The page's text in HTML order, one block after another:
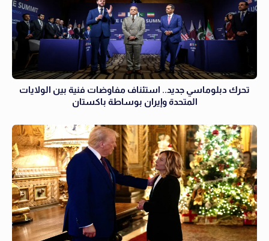
تحرك دبلوماسي جديد.. استئناف مفاوضات فنية بين الولايات
المتحدة وإيران بوساطة باكستان